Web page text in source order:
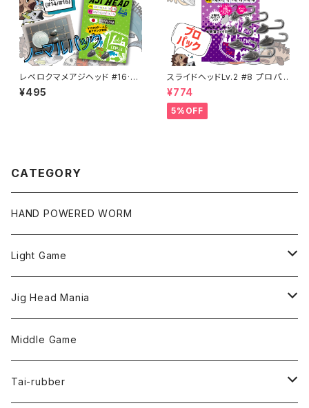
レベロクマメアジヘッド #16·#1
4ノーマルパック【JigHead Ma
nia】 各サイズ
¥495
スライドヘッドLv.2 #8 プロパッ
ク 各ウエイト【JigHeadMani
a】
¥774
5%OFF
CATEGORY
HAND POWERED WORM
Light Game
LightGame Worm
Bスネイクmicro
Fリトリーバー
Snap
Handle Knob
Jig Head Mania
Phase-up
ピカルヘッド
LEVEL6
Middle Game
Tai-rubber